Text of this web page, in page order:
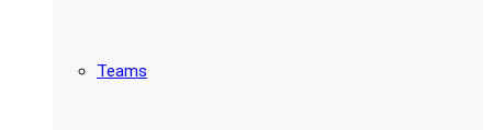
Teams